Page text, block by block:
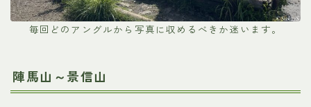
毎回どのアングルから写真に収めるべきか迷います。
陣馬山～景信山